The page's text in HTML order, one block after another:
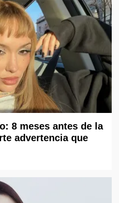
8 meses antes de la
advertencia que